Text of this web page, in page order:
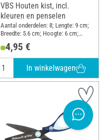
VBS Houten kist, incl.
kleuren en penselen
Aantal onderdelen: 8; Lengte: 9 cm;
Breedte: 5.6 cm; Hoogte: 6 cm;
Materiaal: Hout, Kunststof
4,95 €
In winkelwagen